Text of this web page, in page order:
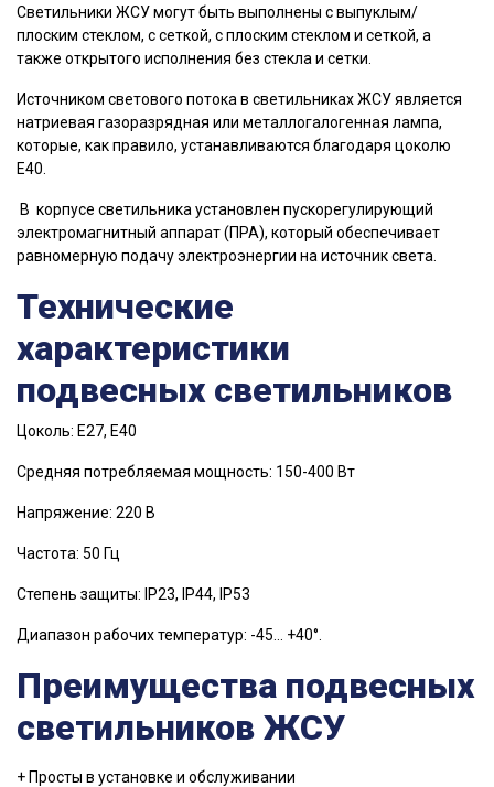
Светильники ЖСУ могут быть выполнены с выпуклым/
плоским стеклом, с сеткой, с плоским стеклом и сеткой, а
также открытого исполнения без стекла и сетки.
Источником светового потока в светильниках ЖСУ является
натриевая газоразрядная или металлогалогенная лампа,
которые, как правило, устанавливаются благодаря цоколю
Е40.
В корпусе светильника установлен пускорегулирующий
электромагнитный аппарат (ПРА), который обеспечивает
равномерную подачу электроэнергии на источник света.
Технические
характеристики
подвесных светильников
Цоколь: Е27, Е40
Средняя потребляемая мощность: 150-400 Вт
Напряжение: 220 В
Частота: 50 Гц
Степень защиты: IP23, IP44, IP53
Диапазон рабочих температур: -45… +40°.
Преимущества подвесных
светильников ЖСУ
+ Просты в установке и обслуживании